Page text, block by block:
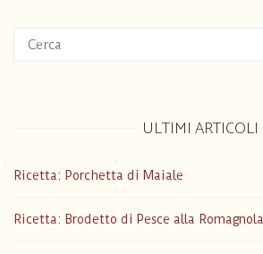
ULTIMI ARTICOLI
Ricetta: Porchetta di Maiale
Ricetta: Brodetto di Pesce alla Romagnola